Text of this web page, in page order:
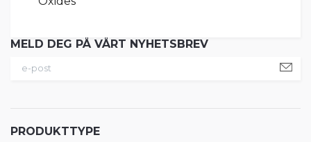
MELD DEG PÅ VÅRT NYHETSBREV
PRODUKTTYPE